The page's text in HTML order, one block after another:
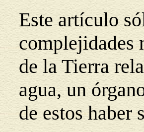
Este artículo
complejidades
de la Tierra
agua, un
de estos haber